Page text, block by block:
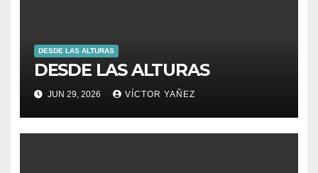
DESDE LAS ALTURAS
DESDE LAS ALTURAS
JUN 29, 2026 VÍCTOR YAÑEZ